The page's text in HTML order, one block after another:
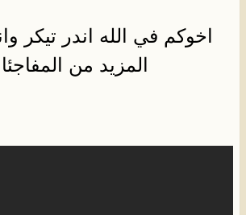
اخوكم في الله اندر تيكر
المزيد من